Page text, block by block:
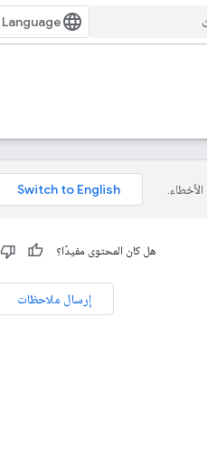
هل كان المحتوى مفيدًا؟
إرسال ملاحظات